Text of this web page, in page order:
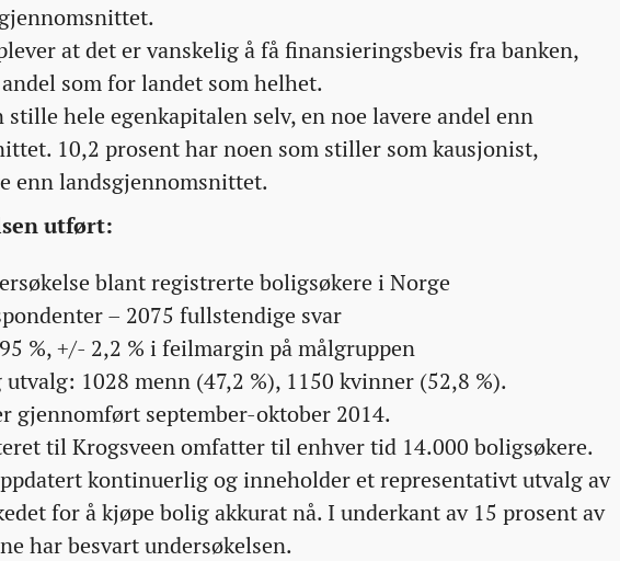
at det er vanskelig å få finansieringsbevis fra banken,
som for landet som helhet.
stille hele egenkapitalen selv, en noe lavere andel enn
10,2 prosent har noen som stiller som kausjonist,
enn landsgjennomsnittet.
utført:
blant registrerte boligsøkere i Norge
– 2075 fullstendige svar
%, +/- 2,2 % i feilmargin på målgruppen
1028 menn (47,2 %), 1150 kvinner (52,8 %).
gjennomført september-oktober 2014.
til Krogsveen omfatter til enhver tid 14.000 boligsøkere.
kontinuerlig og inneholder et representativt utvalg av
for å kjøpe bolig akkurat nå. I underkant av 15 prosent av
har besvart undersøkelsen.